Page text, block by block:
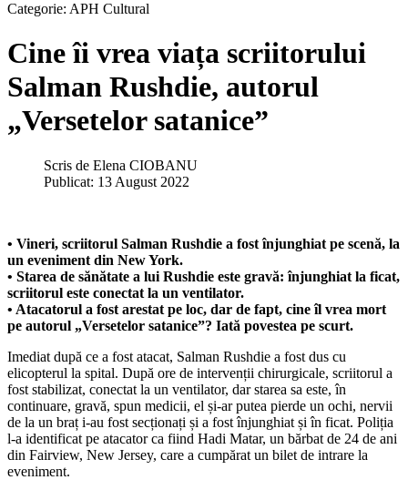
Categorie: APH Cultural
Cine îi vrea viața scriitorului
Salman Rushdie, autorul
„Versetelor satanice”
Scris de Elena CIOBANU
Publicat: 13 August 2022
• Vineri, scriitorul Salman Rushdie a fost înjunghiat pe scenă, la
un eveniment din New York.
• Starea de sănătate a lui Rushdie este gravă: înjunghiat la ficat,
scriitorul este conectat la un ventilator.
• Atacatorul a fost arestat pe loc, dar de fapt, cine îl vrea mort
pe autorul „Versetelor satanice”? Iată povestea pe scurt.
Imediat după ce a fost atacat, Salman Rushdie a fost dus cu
elicopterul la spital. După ore de intervenții chirurgicale, scriitorul a
fost stabilizat, conectat la un ventilator, dar starea sa este, în
continuare, gravă, spun medicii, el și-ar putea pierde un ochi, nervii
de la un braț i-au fost secționați și a fost înjunghiat și în ficat. Poliția
l-a identificat pe atacator ca fiind Hadi Matar, un bărbat de 24 de ani
din Fairview, New Jersey, care a cumpărat un bilet de intrare la
eveniment.